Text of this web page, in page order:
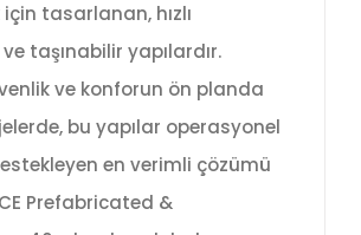
tasarlanan, hızlı
taşınabilir yapılardır.
ve konforun ön planda
bu yapılar operasyonel
en verimli çözümü
Prefabricated &